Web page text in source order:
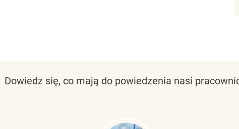
Dowiedz się, co mają do powiedzenia nasi